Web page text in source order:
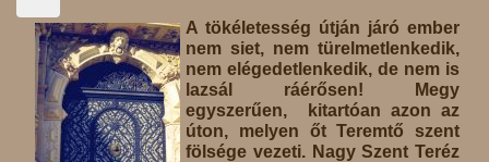
A tökéletesség útján járó ember
nem siet, nem türelmetlenkedik,
nem elégedetlenkedik, de nem is
lazsál ráérősen! Megy
egyszerűen, kitartóan azon az
úton, melyen őt Teremtő szent
fölsége vezeti. Nagy Szent Teréz